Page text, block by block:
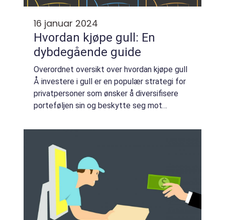
16 januar 2024
Hvordan kjøpe gull: En
dybdegående guide
Overordnet oversikt over hvordan kjøpe gull
Å investere i gull er en populær strategi for
privatpersoner som ønsker å diversifisere
porteføljen sin og beskytte seg mot
har gull vært ansett som en pålitelig o...